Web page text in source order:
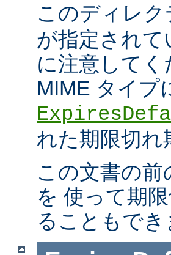
このディレク
が指定され
に注意して
MIME タイプ
れた期限切れ
この文書の
を 使って期
ることもでき